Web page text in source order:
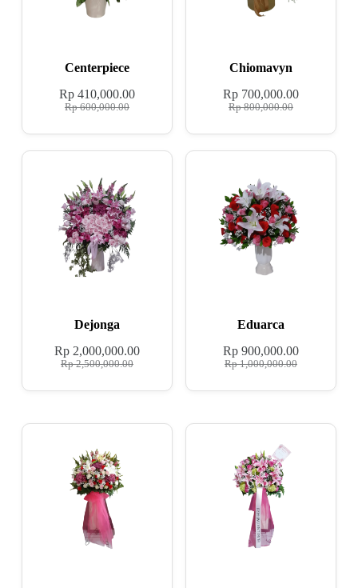
Centerpiece
Rp600,000.00
Rp410,000.00
Chiomavyn
Rp800,000.00
Rp 700,000.00
Dejonga
Rp2,500,000.00
Rp2,000,000.00
Eduarca
Rp1,000,000.00
Rp 900,000.00